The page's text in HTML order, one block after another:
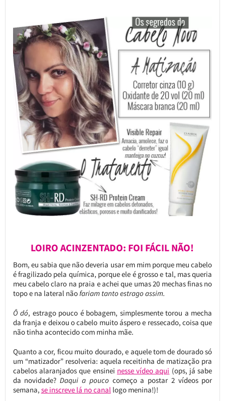
LOIRO ACINZENTADO: FOI FÁCIL NÃO!
Bom, eu sabia que não deveria usar em mim porque meu cabelo
é fragilizado pela química, porque ele é grosso e tal, mas queria
meu cabelo claro na praia e achei que umas 20 mechas finas no
topo e na lateral nãofariam tanto estrago assim.
Ô dó, estrago pouco é bobagem, simplesmente torou a mecha
da franja e deixou o cabelo muito áspero e ressecado, coisa que
não tinha acontecido com minha mãe.
Quanto a cor, ficou muito dourado, e aquele tom de dourado só
um “matizador” resolveria: aquela receitinha de matização pra
cabelos alaranjados que ensinei nesse vídeo aqui (ops, já sabe
da novidade?Daqui a pouco começo a postar 2 vídeos por
semana, se inscreve lá no canallogo menina!)!